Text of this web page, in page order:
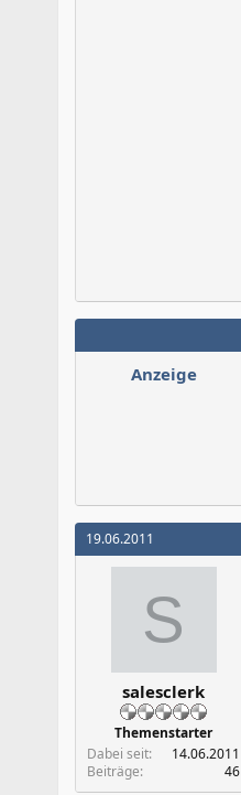
Anzeige
19.06.2011
S
salesclerk
Themenstarter
Dabei seit
14.06.2011
Beiträge
46